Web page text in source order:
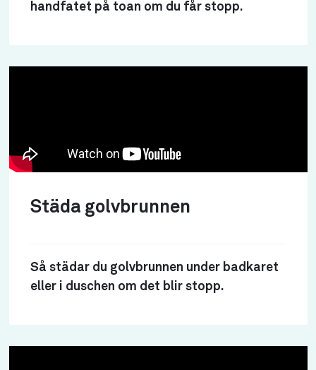
handfatet på toan om du får stopp.
Städa golvbrunnen
Så städar du golvbrunnen under badkaret
eller i duschen om det blir stopp.